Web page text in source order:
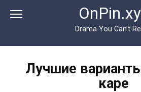
Drama You Can’t
Лучшие
каре